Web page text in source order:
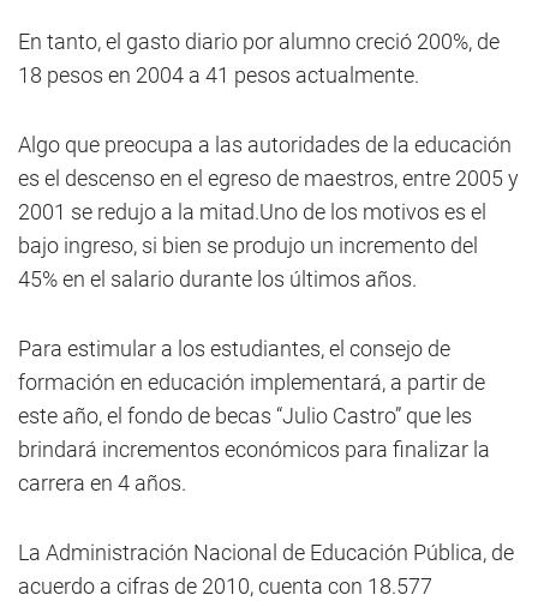
En tanto, el gasto diario por alumno creció 200%, de
18 pesos en 2004 a 41 pesos actualmente.
Algo que preocupa a las autoridades de la educación
es el descenso en el egreso de maestros, entre 2005 y
2001 se redujo a la mitad.Uno de los motivos es el
bajo ingreso, si bien se produjo un incremento del
45% en el salario durante los últimos años.
Para estimular a los estudiantes, el consejo de
formación en educación implementará, a partir de
este año, el fondo de becas “Julio Castro” que les
brindará incrementos económicos para finalizar la
carrera en 4 años.
La Administración Nacional de Educación Pública, de
acuerdo a cifras de 2010, cuenta con 18.577